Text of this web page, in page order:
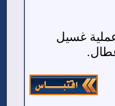
غسيل